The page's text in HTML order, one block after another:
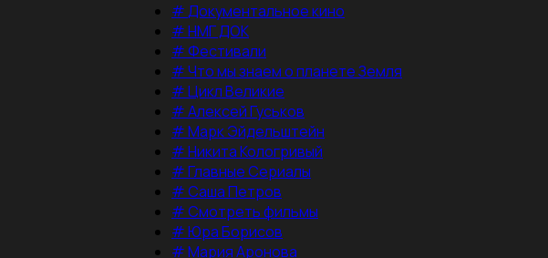
#Документальное кино
#НМГ ДОК
#Фестивали
#Что мы знаем о планете Земля
#Цикл Великие
#Алексей Гуськов
#Марк Эйдельштейн
#Никита Кологривый
#Главные Сериалы
#Саша Петров
#Смотреть фильмы
#Юра Борисов
#Мария Аронова